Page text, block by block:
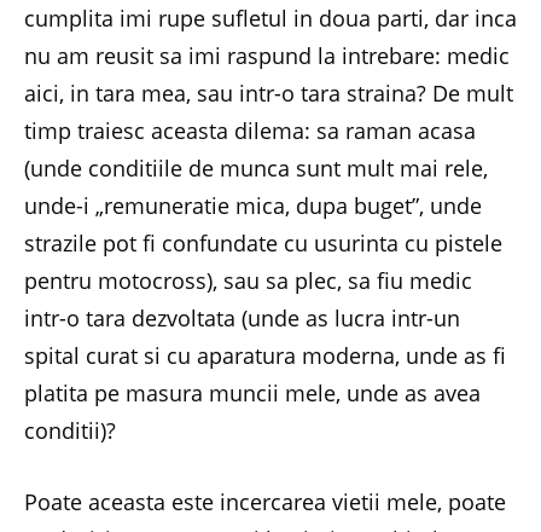
cumplita imi rupe sufletul in doua parti, dar inca
nu am reusit sa imi raspund la intrebare: medic
aici, in tara mea, sau intr-o tara straina? De mult
timp traiesc aceasta dilema: sa raman acasa
(unde conditiile de munca sunt mult mai rele,
unde-i „remuneratie mica, dupa buget”, unde
strazile pot fi confundate cu usurinta cu pistele
pentru motocross), sau sa plec, sa fiu medic
intr-o tara dezvoltata (unde as lucra intr-un
spital curat si cu aparatura moderna, unde as fi
platita pe masura muncii mele, unde as avea
conditii)?
Poate aceasta este incercarea vietii mele, poate